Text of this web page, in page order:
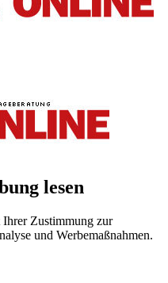
lesen
Zustimmung zur
und Werbemaßnahmen.